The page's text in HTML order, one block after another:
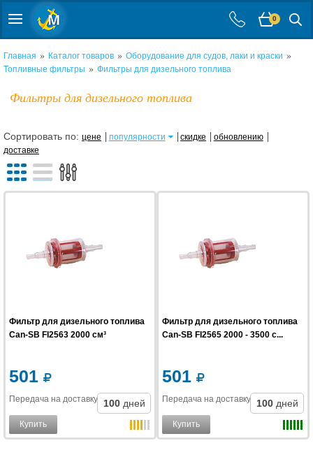
0
Главная » Каталог товаров » Оборудование для судов, лаки и краски »
Топливные фильтры » Фильтры для дизельного топлива
Фильтры для дизельного топлива
Сортировать по: цене популярности скидке
обновлению
доставке
Фильтр для дизельного топлива
Can-SB FI2563 2000 см³
501
Передача на доставку 100 дней
Купить
Фильтр для дизельного топлива
Can-SB FI2565 2000 - 3500 с...
501
Передача на доставку 100 дней
Купить